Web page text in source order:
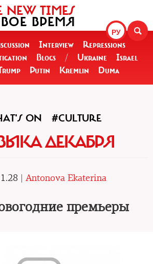
РУ
NEW TIMES
ВРЕМЯ
Interview
Repressions
Blogs / Ukraine
Israel
Putin Kremlin Duma
ON #CULTURE
ДЕКАБРЯ
| Antonova Ekaterina
премьеры